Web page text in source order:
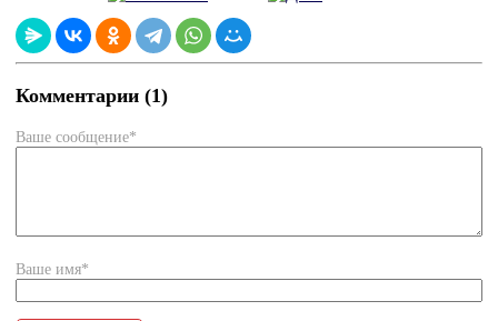
Комментарии (1)
Ваше сообщение*
Ваше имя*